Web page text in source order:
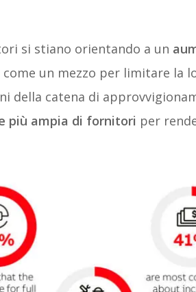
si stiano orientando a un
un mezzo per limitare la
della catena di
più ampia di fornitori per